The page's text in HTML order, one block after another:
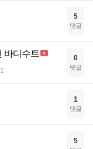
5
댓글
바디수트 0
댓글
1
댓글
5